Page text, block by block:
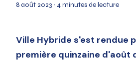
8 août 2023 ∙ 4 minutes de lecture
Ville Hybride s'est rendue
première quinzaine d'août